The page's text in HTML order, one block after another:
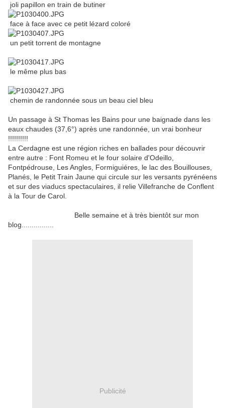
joli papillon en train de butiner
face à face avec ce petit lézard coloré
un petit torrent de montagne
le même plus bas
chemin de randonnée sous un beau ciel bleu
Un passage à St Thomas les Bains pour une baignade dans les
eaux chaudes (37,6°) après une randonnée, un vrai bonheur
!!!!!!!!!!
La Cerdagne est une région riches en ballades pour découvrir
entre autre : Font Romeu et le four solaire d'Odeillo,
Fontpédrouse, Les Angles, Formiguiéres, le lac des Bouillouses,
Planés, le Petit Train Jaune qui circule sur les versants pyrénéens
et sur des viaducs spectaculaires, il relie Villefranche de Conflent
à la Tour de Carol.
Belle semaine et à très bientôt sur mon
blog................
Publicité